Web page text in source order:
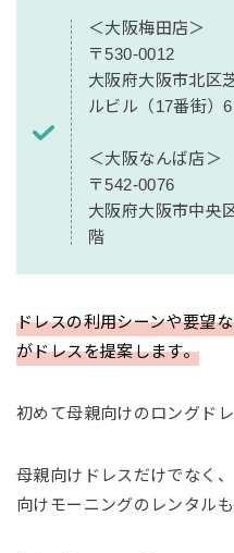
＜大阪梅田店＞
〒530-0012
大阪府大阪市北区
ルビル（17番街）
＜大阪なんば店＞
〒542-0076
大阪府大阪市中央
階
ドレスの利用シーンや要望
がドレスを提案します。
初めて母親向けのロングド
母親向けドレスだけでなく
向けモーニングのレンタルも